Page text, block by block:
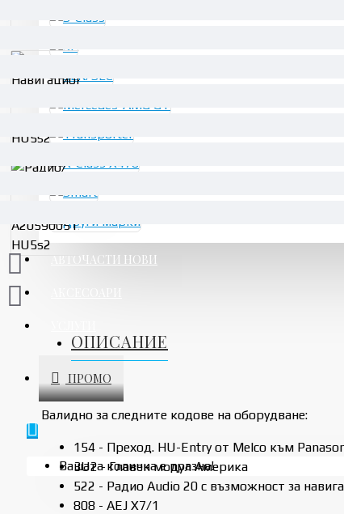
АВТОЧАСТИ НОВИ
ПРОМО
Вашата количка е празна!
ОПИСАНИЕ
Валидно за следните кодове на оборудване:
154 - Преход. HU-Entry от Melco към
3U2 - Главен модул Америка
522 - Радио Audio 20 с възможност за
808 - AEJ X7/1